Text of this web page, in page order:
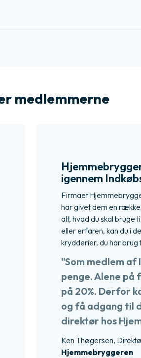
medlemmerne​
​igennem
Firmaet
har givet dem en
alt, hvad du skal bruge
eller erfaren, kan du i
krydderier, du har brug
"Som medlem
penge. Alene på
på 20%. Derfor
og få adgang til
direktør hos
Ken Thøgersen,
Hjemmebryggeren